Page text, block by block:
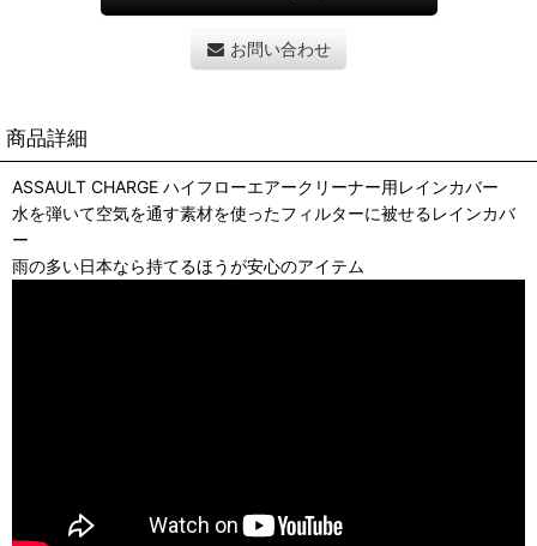
お問い合わせ
商品詳細
ASSAULT CHARGE ハイフローエアークリーナー用レインカバー
水を弾いて空気を通す素材を使ったフィルターに被せるレインカバ
ー
雨の多い日本なら持てるほうが安心のアイテム